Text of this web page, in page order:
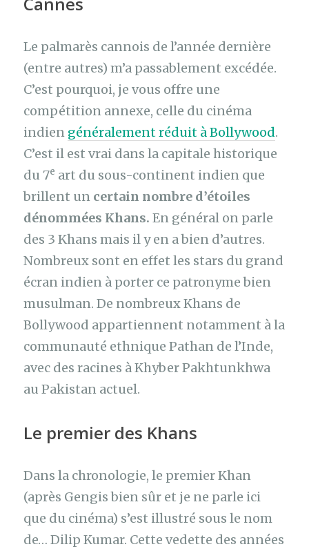
Le palmarès cannois de l’année dernière
(entre autres) m’a passablement excédée.
C’est pourquoi, je vous offre une
compétition annexe, celle du cinéma
indien généralement réduit à Bollywood.
C’est il est vrai dans la capitale historique
du 7e art du sous-continent indien que
brillent un certain nombre d’étoiles
dénommées Khans. En général on parle
des 3 Khans mais il y en a bien d’autres.
Nombreux sont en effet les stars du grand
écran indien à porter ce patronyme bien
musulman. De nombreux Khans de
Bollywood appartiennent notamment à la
communauté ethnique Pathan de l’Inde,
avec des racines à Khyber Pakhtunkhwa
au Pakistan actuel.
Le premier des Khans
Dans la chronologie, le premier Khan
(après Gengis bien sûr et je ne parle ici
que du cinéma) s’est illustré sous le nom
de… Dilip Kumar. Cette vedette des années